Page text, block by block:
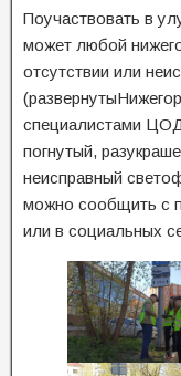
Поучаствовать в
может любой
отсутствии или
специалистами
погнутый,
неисправный
можно сообщить с
или в социальных